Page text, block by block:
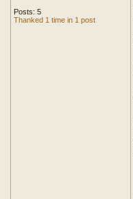
Posts: 5
Thanked 1 time in 1 post